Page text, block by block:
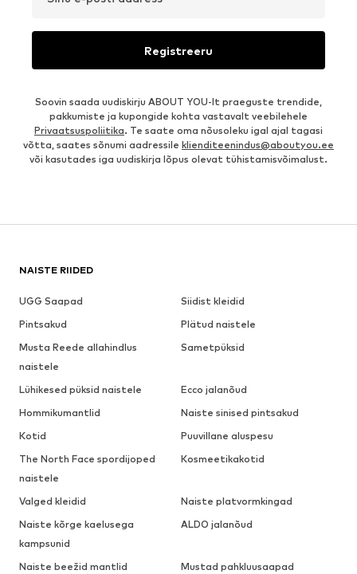
Registreeru
Soovin saada uudiskirju ABOUT YOU-lt praeguste trendide,
pakkumiste ja kupongide kohta vastavalt veebilehele
Privaatsuspoliitika. Te saate oma nõusoleku igal ajal tagasi
võtta, saates sõnumi aadressile klienditeenindus@aboutyou.ee
või kasutades iga uudiskirja lõpus olevat tühistamisvõimalust.
NAISTE RIIDED
UGG Saapad
Siidist kleidid
Pintsakud
Plätud naistele
Musta Reede allahindlus
naistele
Sametpüksid
Lühikesed püksid naistele
Ecco jalanõud
Hommikumantlid
Naiste sinised pintsakud
Kotid
Puuvillane aluspesu
The North Face spordijoped
naistele
Kosmeetikakotid
Valged kleidid
Naiste platvormkingad
Naiste kõrge kaelusega
kampsunid
ALDO jalanõud
Naiste beežid mantlid Mustad pahkluusaapad